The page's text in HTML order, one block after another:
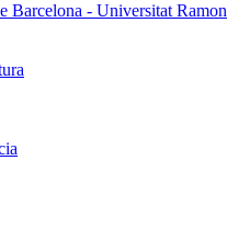
Barcelona - Universitat Ramon